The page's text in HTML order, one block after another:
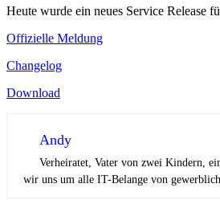
Heute wurde ein neues Service Release
Offizielle Meldung
Changelog
Download
Andy
Verheiratet, Vater von zwei Kindern,
wir uns um alle IT-Belange von